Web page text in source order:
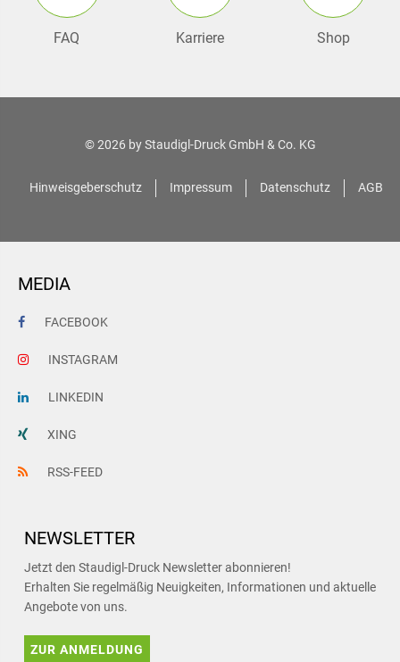
FAQ Karriere Shop
© 2026 byStaudigl-Druck GmbH & Co. KG
Hinweisgeberschutz Impressum Datenschutz AGB
MEDIA
FACEBOOK
INSTAGRAM
LINKEDIN
XING
RSS-FEED
NEWSLETTER
Jetzt den Staudigl-Druck Newsletter abonnieren!
Erhalten Sie regelmäßig Neuigkeiten, Informationen und aktuelle
Angebote von uns.
ZUR ANMELDUNG